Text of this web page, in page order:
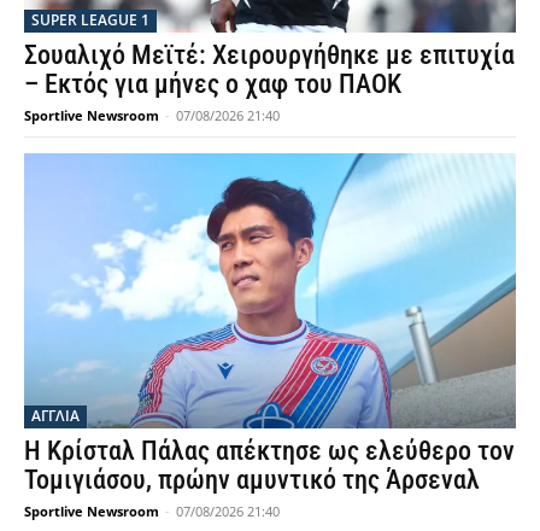
SUPER LEAGUE 1
Σουαλιχό Μεϊτέ: Χειρουργήθηκε με επιτυχία
– Εκτός για μήνες ο χαφ του ΠΑΟΚ
Sportlive Newsroom - 07/08/2026 21:40
ΑΓΓΛΙΑ
Η Κρίσταλ Πάλας απέκτησε ως ελεύθερο τον
Τομιγιάσου, πρώην αμυντικό της Άρσεναλ
Sportlive Newsroom - 07/08/2026 21:40